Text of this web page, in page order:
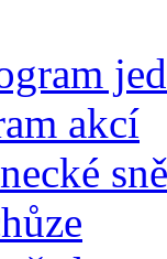
akcí